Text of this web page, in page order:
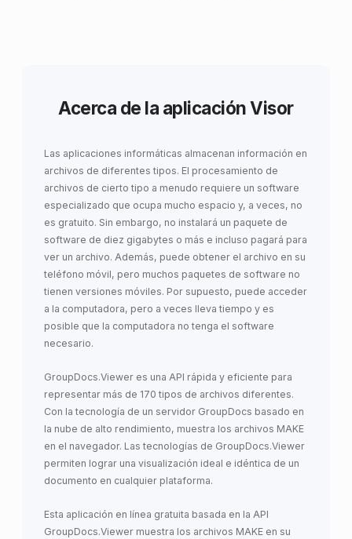
Acerca de la aplicación Visor
Las aplicaciones informáticas almacenan información en
archivos de diferentes tipos. El procesamiento de
archivos de cierto tipo a menudo requiere un software
especializado que ocupa mucho espacio y, a veces, no
es gratuito. Sin embargo, no instalará un paquete de
software de diez gigabytes o más e incluso pagará para
ver un archivo. Además, puede obtener el archivo en su
teléfono móvil, pero muchos paquetes de software no
tienen versiones móviles. Por supuesto, puede acceder
a la computadora, pero a veces lleva tiempo y es
posible que la computadora no tenga el software
necesario.
GroupDocs.Viewer es una API rápida y eficiente para
representar más de 170 tipos de archivos diferentes.
Con la tecnología de un servidor GroupDocs basado en
la nube de alto rendimiento, muestra los archivos MAKE
en el navegador. Las tecnologías de GroupDocs.Viewer
permiten lograr una visualización ideal e idéntica de un
documento en cualquier plataforma.
Esta aplicación en línea gratuita basada en la API
GroupDocs.Viewer muestra los archivos MAKE en su